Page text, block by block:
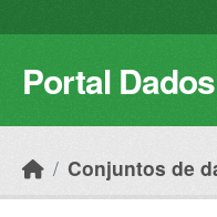
Portal
Conjuntos de